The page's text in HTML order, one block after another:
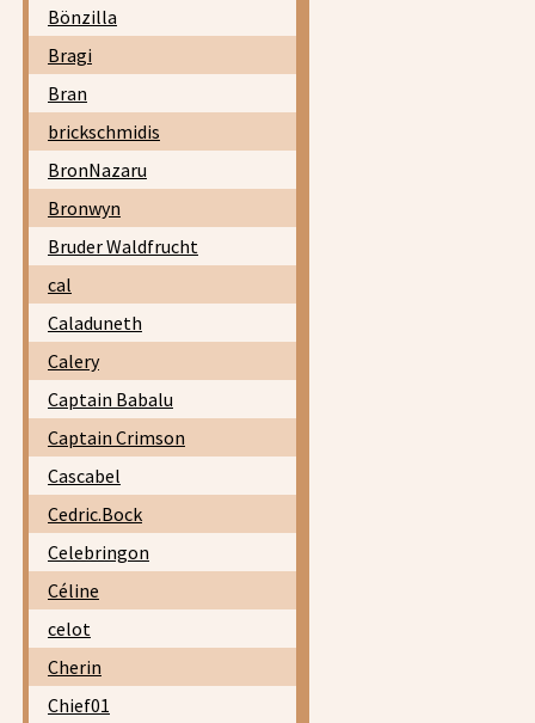
Bönzilla
Bragi
Bran
brickschmidis
BronNazaru
Bronwyn
Bruder Waldfrucht
cal
Caladuneth
Calery
Captain Babalu
Captain Crimson
Cascabel
Cedric.Bock
Celebringon
Céline
celot
Cherin
Chief01